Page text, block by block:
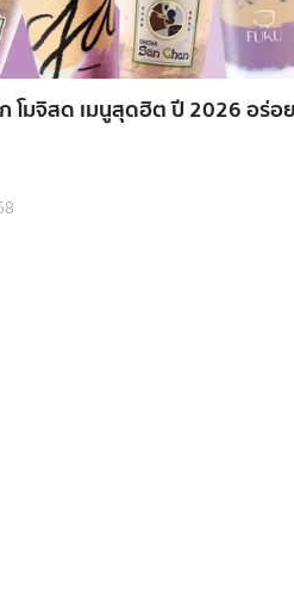
โมจิสด เมนูสุดฮิต ปี 2026 อร่อ